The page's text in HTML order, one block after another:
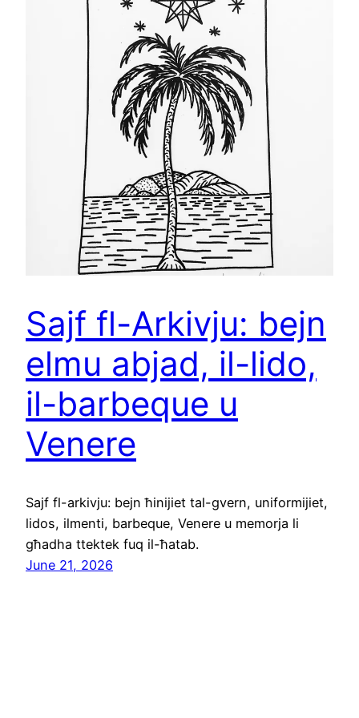
Sajf fl-Arkivju: bejn
elmu abjad, il-lido,
il-barbeque u
Venere
Sajf fl-arkivju: bejn ħinijiet tal-gvern, uniformijiet,
lidos, ilmenti, barbeque, Venere u memorja li
għadha ttektek fuq il-ħatab.
June 21, 2026